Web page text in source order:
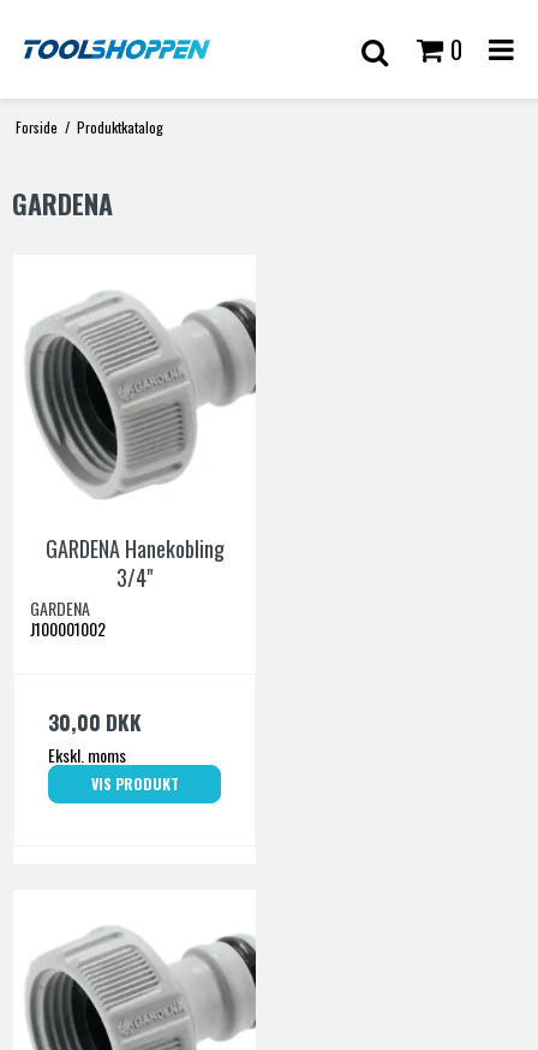
0
Forside / Produktkatalog
GARDENA
GARDENA Hanekobling
3/4"
GARDENA
J100001002
30,00 DKK
Ekskl. moms
VIS PRODUKT